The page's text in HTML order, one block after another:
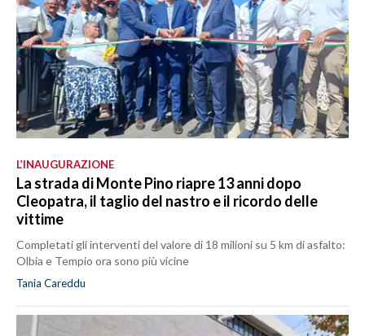
L’INAUGURAZIONE
La strada di Monte Pino riapre 13 anni dopo
Cleopatra, il taglio del nastro e il ricordo delle
vittime
Completati gli interventi del valore di 18 milioni su 5 km di asfalto:
Olbia e Tempio ora sono più vicine
Tania Careddu